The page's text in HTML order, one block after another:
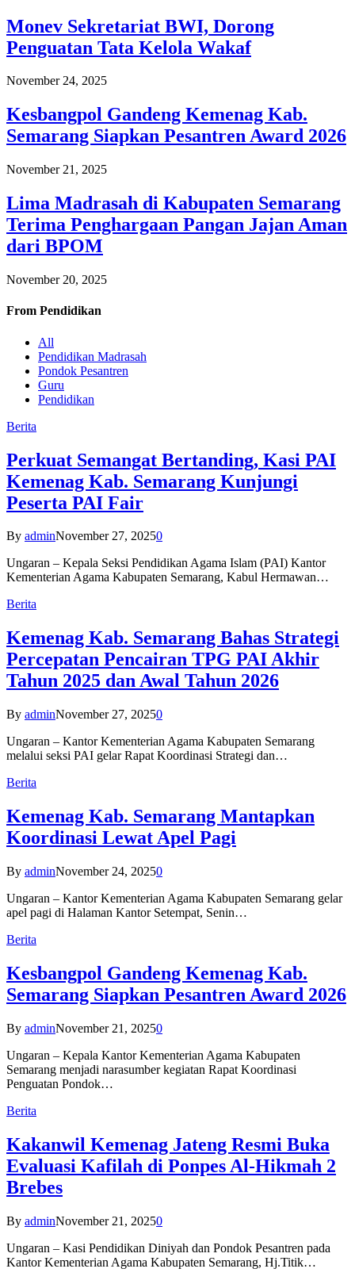
Monev Sekretariat BWI, Dorong
Penguatan Tata Kelola Wakaf
November 24, 2025
Kesbangpol Gandeng Kemenag Kab.
Semarang Siapkan Pesantren Award 2026
November 21, 2025
Lima Madrasah di Kabupaten Semarang
Terima Penghargaan Pangan Jajan Aman
dari BPOM
November 20, 2025
From Pendidikan
All
Pendidikan Madrasah
Pondok Pesantren
Guru
Pendidikan
Berita
Perkuat Semangat Bertanding, Kasi PAI
Kemenag Kab. Semarang Kunjungi
Peserta PAI Fair
By adminNovember 27, 20250
Ungaran – Kepala Seksi Pendidikan Agama Islam (PAI) Kantor
Kementerian Agama Kabupaten Semarang, Kabul Hermawan…
Berita
Kemenag Kab. Semarang Bahas Strategi
Percepatan Pencairan TPG PAI Akhir
Tahun 2025 dan Awal Tahun 2026
By adminNovember 27, 20250
Ungaran – Kantor Kementerian Agama Kabupaten Semarang
melalui seksi PAI gelar Rapat Koordinasi Strategi dan…
Berita
Kemenag Kab. Semarang Mantapkan
Koordinasi Lewat Apel Pagi
By adminNovember 24, 20250
Ungaran – Kantor Kementerian Agama Kabupaten Semarang gelar
apel pagi di Halaman Kantor Setempat, Senin…
Berita
Kesbangpol Gandeng Kemenag Kab.
Semarang Siapkan Pesantren Award 2026
By adminNovember 21, 20250
Ungaran – Kepala Kantor Kementerian Agama Kabupaten
Semarang menjadi narasumber kegiatan Rapat Koordinasi
Penguatan Pondok…
Berita
Kakanwil Kemenag Jateng Resmi Buka
Evaluasi Kafilah di Ponpes Al-Hikmah 2
Brebes
By adminNovember 21, 20250
Ungaran – Kasi Pendidikan Diniyah dan Pondok Pesantren pada
Kantor Kementerian Agama Kabupaten Semarang, Hj.Titik…